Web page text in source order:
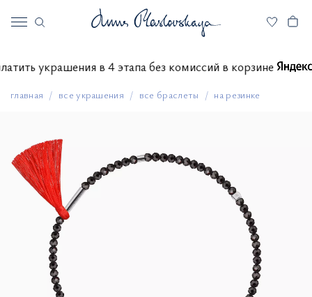
украшения в 4 этапа без комиссий в корзине
главная все украшения все браслеты на резинке